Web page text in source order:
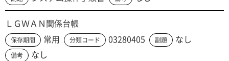
ＬＧＷＡＮ関係台帳
保存期間 常用 分類コード 03280405 副題 なし
備考 なし